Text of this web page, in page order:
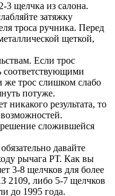
3 щелчка из салона.
затяжку
троса ручника. Перед
щеткой,
Если трос
соответствующими
же трос слишком слабо
потуже.
никакого результата, то
сложившейся
давайте
рычага РТ. Как вы
3-8 щелчков для более
2109, либо 5-7 щелчков
до 1995 года.